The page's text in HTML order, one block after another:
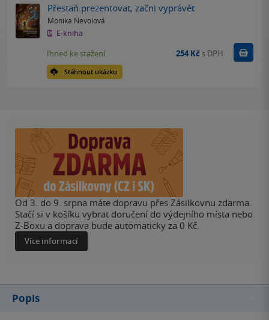
Přestaň prezentovat, začni vyprávět
Monika Nevolová
E-kniha
Stáhnout ukázku
Ihned ke stažení 254 Kč s DPH Koupit
Od 3. do 9. srpna máte dopravu přes Zásilkovnu zdarma.
Stačí si v košíku vybrat doručení do výdejního místa nebo
Z-Boxu a doprava bude automaticky za 0 Kč.
Více informací
Popis